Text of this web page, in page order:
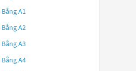
A1
A2
A3
A4